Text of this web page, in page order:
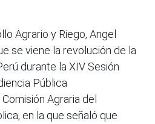
Agrario y Riego, Angel
se viene la revolución de la
durante la XIV Sesión
Pública
Agraria del
en la que señaló que